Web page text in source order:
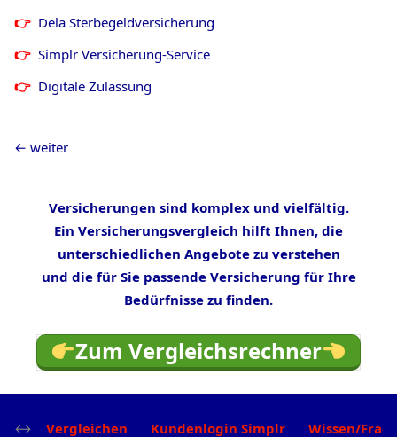
Dela Sterbegeldversicherung
Simplr Versicherung-Service
Digitale Zulassung
weiter
Versicherungen sind komplex und vielfältig.
Ein Versicherungsvergleich hilft Ihnen, die
unterschiedlichen Angebote zu verstehen
und die für Sie passende Versicherung für Ihre
Bedürfnisse zu finden.
Zum Vergleichsrechner
Vergleichen Kundenlogin Simplr Wissen/